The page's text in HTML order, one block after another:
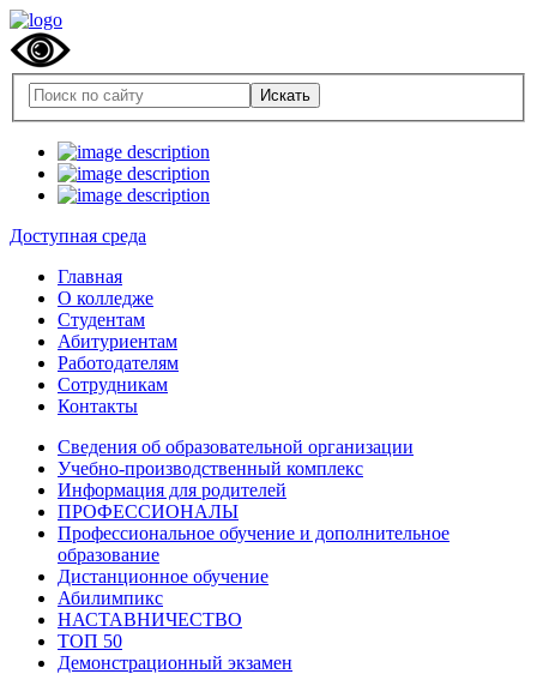
Доступная среда
Главная
О колледже
Студентам
Абитуриентам
Работодателям
Сотрудникам
Контакты
Сведения об образовательной организации
Учебно-производственный комплекс
Информация для родителей
ПРОФЕССИОНАЛЫ
Профессиональное обучение и дополнительное
образование
Дистанционное обучение
Абилимпикс
НАСТАВНИЧЕСТВО
ТОП 50
Демонстрационный экзамен